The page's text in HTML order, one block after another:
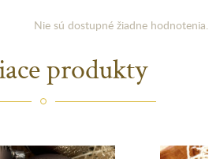
Nie sú dostupné žiadne hodnotenia.
produkty